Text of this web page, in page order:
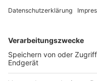
Services
Bauprojekt-Quiz
Häuser-Suche